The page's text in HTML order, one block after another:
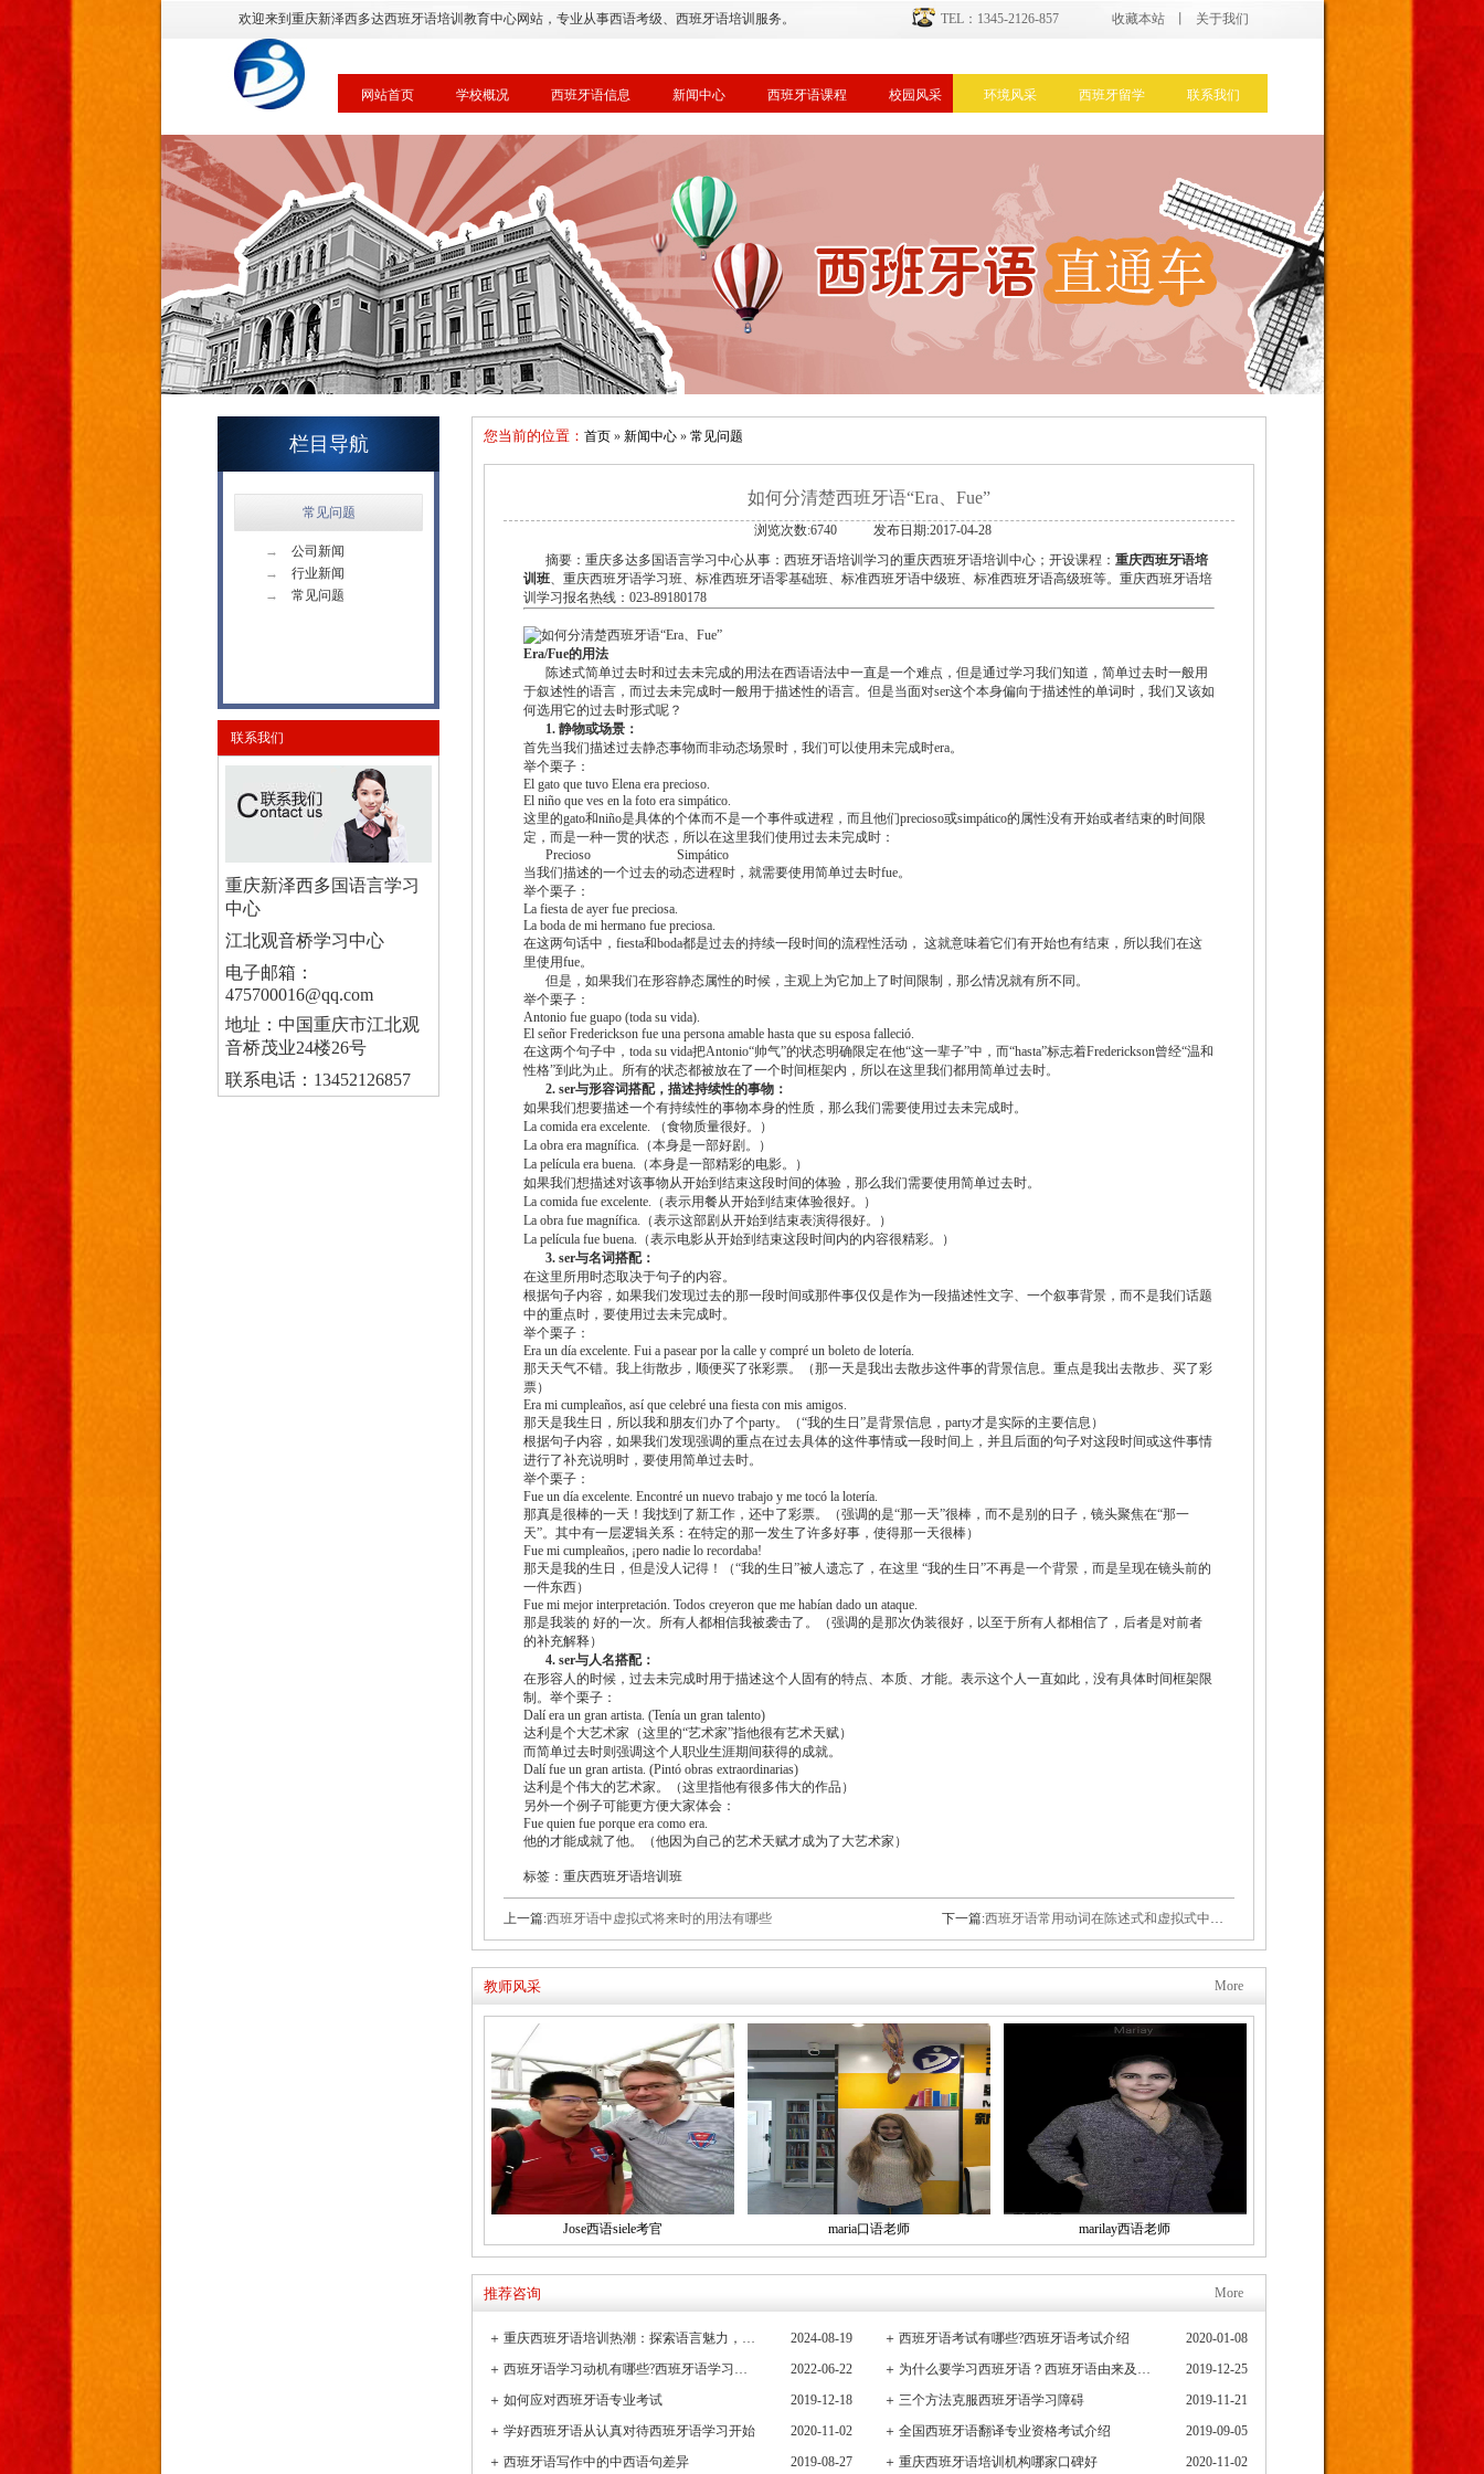
欢迎来到重庆新泽西多达西班牙语培训教育中心网站，专业从事西语考级、西班牙语培训服务。 收藏本站 关于我们
TEL：1345-2126-857
网站首页 学校概况 西班牙语信息 新闻中心 西班牙语课程 校园风采 环境风采 西班牙留学 联系我们
栏目导航
常见问题
→
公司新闻
→
行业新闻
→
常见问题
联系我们
重庆新泽西多国语言学习
中心
江北观音桥学习中心
电子邮箱：
475700016@qq.com
地址：中国重庆市江北观
音桥茂业24楼26号
联系电话：13452126857
您当前的位置： 首页 » 新闻中心 » 常见问题
如何分清楚西班牙语“Era、Fue”
浏览次数:6740
发布日期:2017-04-28
摘要：重庆多达多国语言学习中心从事：西班牙语培训学习的重庆西班牙语培训中心；开设课程： 重庆西班牙语培
训班、重庆西班牙语学习班、标准西班牙语零基础班、标准西班牙语中级班、标准西班牙语高级班等。重庆西班牙语培
训学习报名热线：023-89180178
Era/Fue的用法
陈述式简单过去时和过去未完成的用法在西语语法中一直是一个难点，但是通过学习我们知道，简单过去时一般用
于叙述性的语言，而过去未完成时一般用于描述性的语言。但是当面对ser这个本身偏向于描述性的单词时，我们又该如
何选用它的过去时形式呢？
1. 静物或场景：
首先当我们描述过去静态事物而非动态场景时，我们可以使用未完成时era。
举个栗子：
El gato que tuvo Elena era precioso.
El niño que ves en la foto era simpático.
这里的gato和niño是具体的个体而不是一个事件或进程，而且他们precioso或simpático的属性没有开始或者结束的时间限
定，而是一种一贯的状态，所以在这里我们使用过去未完成时：
Precioso Simpático
当我们描述的一个过去的动态进程时，就需要使用简单过去时fue。
举个栗子：
La fiesta de ayer fue preciosa.
La boda de mi hermano fue preciosa.
在这两句话中，fiesta和boda都是过去的持续一段时间的流程性活动， 这就意味着它们有开始也有结束，所以我们在这
里使用fue。
但是，如果我们在形容静态属性的时候，主观上为它加上了时间限制，那么情况就有所不同。
举个栗子：
Antonio fue guapo (toda su vida).
El señor Frederickson fue una persona amable hasta que su esposa falleció.
在这两个句子中，toda su vida把Antonio“帅气”的状态明确限定在他“这一辈子”中，而“hasta”标志着Frederickson曾经“温和
性格”到此为止。所有的状态都被放在了一个时间框架内，所以在这里我们都用简单过去时。
2. ser与形容词搭配，描述持续性的事物：
如果我们想要描述一个有持续性的事物本身的性质，那么我们需要使用过去未完成时。
La comida era excelente. （食物质量很好。）
La obra era magnífica.（本身是一部好剧。）
La película era buena.（本身是一部精彩的电影。）
如果我们想描述对该事物从开始到结束这段时间的体验，那么我们需要使用简单过去时。
La comida fue excelente.（表示用餐从开始到结束体验很好。）
La obra fue magnífica.（表示这部剧从开始到结束表演得很好。）
La película fue buena.（表示电影从开始到结束这段时间内的内容很精彩。）
3. ser与名词搭配：
在这里所用时态取决于句子的内容。
根据句子内容，如果我们发现过去的那一段时间或那件事仅仅是作为一段描述性文字、一个叙事背景，而不是我们话题
中的重点时，要使用过去未完成时。
举个栗子：
Era un día excelente. Fui a pasear por la calle y compré un boleto de lotería.
那天天气不错。我上街散步，顺便买了张彩票。（那一天是我出去散步这件事的背景信息。重点是我出去散步、买了彩
票）
Era mi cumpleaños, así que celebré una fiesta con mis amigos.
那天是我生日，所以我和朋友们办了个party。（“我的生日”是背景信息，party才是实际的主要信息）
根据句子内容，如果我们发现强调的重点在过去具体的这件事情或一段时间上，并且后面的句子对这段时间或这件事情
进行了补充说明时，要使用简单过去时。
举个栗子：
Fue un día excelente. Encontré un nuevo trabajo y me tocó la lotería.
那真是很棒的一天！我找到了新工作，还中了彩票。（强调的是“那一天”很棒，而不是别的日子，镜头聚焦在“那一
天”。其中有一层逻辑关系：在特定的那一发生了许多好事，使得那一天很棒）
Fue mi cumpleaños, ¡pero nadie lo recordaba!
那天是我的生日，但是没人记得！（“我的生日”被人遗忘了，在这里 “我的生日”不再是一个背景，而是呈现在镜头前的
一件东西）
Fue mi mejor interpretación. Todos creyeron que me habían dado un ataque.
那是我装的 好的一次。所有人都相信我被袭击了。（强调的是那次伪装很好，以至于所有人都相信了，后者是对前者
的补充解释）
4. ser与人名搭配：
在形容人的时候，过去未完成时用于描述这个人固有的特点、本质、才能。表示这个人一直如此，没有具体时间框架限
制。举个栗子：
Dalí era un gran artista. (Tenía un gran talento)
达利是个大艺术家（这里的“艺术家”指他很有艺术天赋）
而简单过去时则强调这个人职业生涯期间获得的成就。
Dalí fue un gran artista. (Pintó obras extraordinarias)
达利是个伟大的艺术家。（这里指他有很多伟大的作品）
另外一个例子可能更方便大家体会：
Fue quien fue porque era como era.
他的才能成就了他。（他因为自己的艺术天赋才成为了大艺术家）
标签：重庆西班牙语培训班
上一篇:西班牙语中虚拟式将来时的用法有哪些 下一篇:西班牙语常用动词在陈述式和虚拟式中有哪些不同
教师风采 More
Jose西语siele考官 maria口语老师 marilay西语老师
推荐咨询 More
＋ 重庆西班牙语培训热潮：探索语言魅力，连接全球文化桥梁 2024-08-19 ＋ 西班牙语考试有哪些?西班牙语考试介绍
2020-01-08
＋
西班牙语学习动机有哪些?西班牙语学习重要性有哪些 2022-06-22 ＋ 为什么要学习西班牙语？西班牙语由来及发展史
2019-12-25
＋ 如何应对西班牙语专业考试 2019-12-18 ＋ 三个方法克服西班牙语学习障碍
2019-11-21
＋ 学好西班牙语从认真对待西班牙语学习开始 2020-11-02 ＋ 全国西班牙语翻译专业资格考试介绍
2019-09-05
＋ 西班牙语写作中的中西语句差异 2019-08-27 ＋ 重庆西班牙语培训机构哪家口碑好 2020-11-02